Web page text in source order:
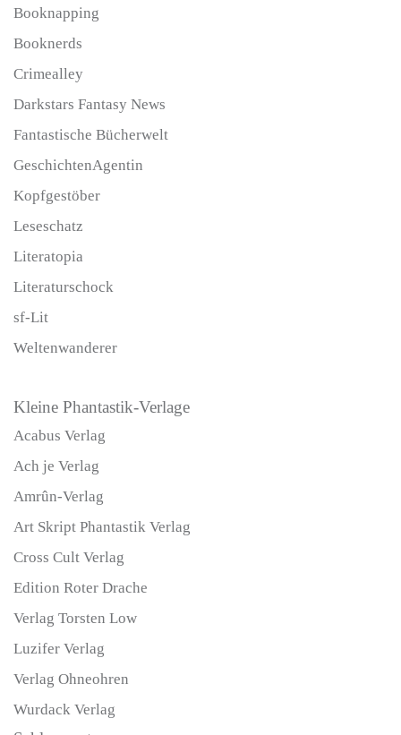
Booknapping
Booknerds
Crimealley
Darkstars Fantasy News
Fantastische Bücherwelt
GeschichtenAgentin
Kopfgestöber
Leseschatz
Literatopia
Literaturschock
sf-Lit
Weltenwanderer
Kleine Phantastik-Verlage
Acabus Verlag
Ach je Verlag
Amrûn-Verlag
Art Skript Phantastik Verlag
Cross Cult Verlag
Edition Roter Drache
Verlag Torsten Low
Luzifer Verlag
Verlag Ohneohren
Wurdack Verlag